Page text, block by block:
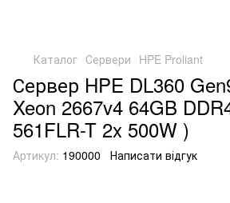
Каталог Сервери HPE Proliant
Сервер HPE DL360
Xeon 2667v4 64GB
561FLR-T 2x 500W )
Артикул: 190000 Написати відгук